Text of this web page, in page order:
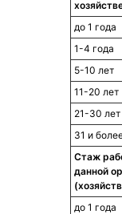
до 1 года
1-4 года
5-10 лет
11-20 лет
21-30 лет
31 и
Стаж
данной
до 1 года